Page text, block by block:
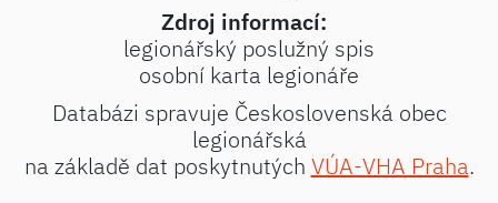
Zdroj informací:
legionářský poslužný spis
osobní karta legionáře
Databázi spravuje Československá obec
legionářská
na základě dat poskytnutých VÚA-VHA Praha.